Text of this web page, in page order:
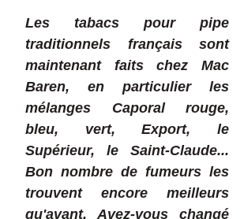
Les tabacs pour pipe
traditionnels français sont
maintenant faits chez Mac
Baren, en particulier les
mélanges Caporal rouge,
bleu, vert, Export, le
Supérieur, le Saint-Claude...
Bon nombre de fumeurs les
trouvent encore meilleurs
qu'avant. Avez-vous changé